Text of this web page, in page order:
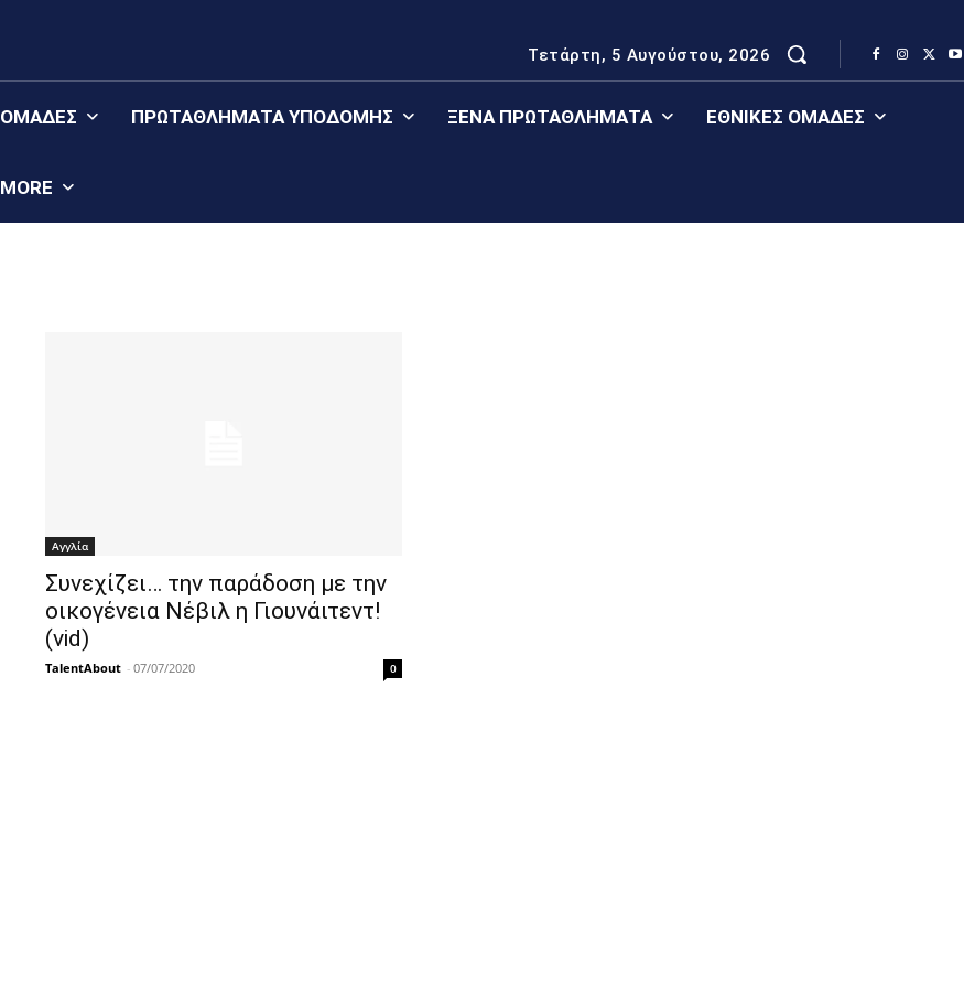
Τετάρτη, 5 Αυγούστου, 2026
ΟΜΆΔΕΣ ΠΡΩΤΑΘΛΉΜΑΤΑ YΠΟΔΟΜΉΣ ΞΈΝΑ ΠΡΩΤΑΘΛΉΜΑΤΑ ΕΘΝΙΚΈΣ ΟΜΆΔΕΣ
MORE
Αγγλία
Συνεχίζει… την παράδοση με την
οικογένεια Νέβιλ η Γιουνάιτεντ!
(vid)
TalentAbout - 07/07/2020 0